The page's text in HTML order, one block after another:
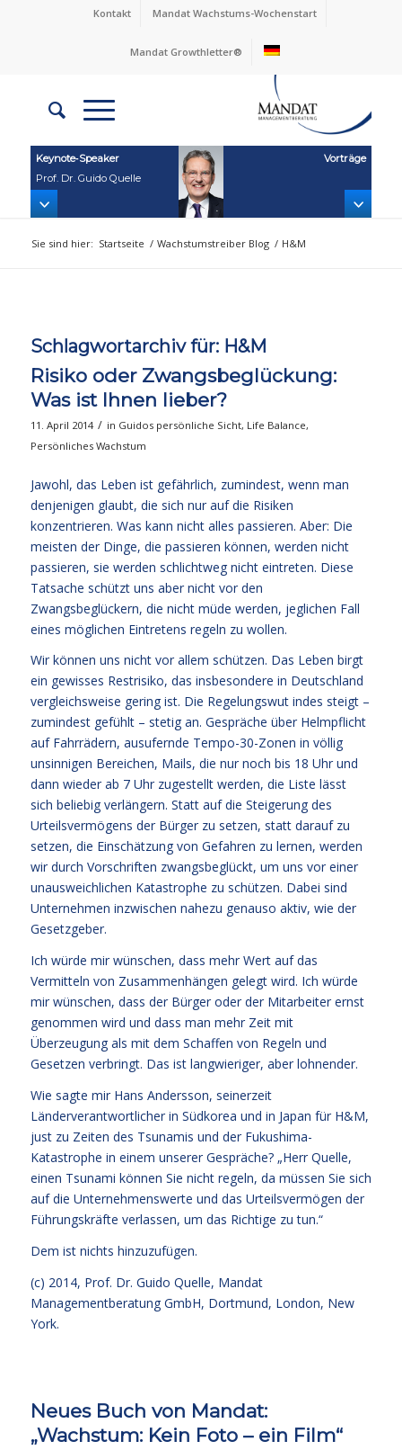
Kontakt Mandat Wachstums-Wochenstart
Mandat Growthletter®
Keynote‑Speaker
Prof. Dr. Guido Quelle
Vorträge
Sie sind hier: Startseite / Wachstumstreiber Blog / H&M
Schlagwortarchiv für: H&M
Risiko oder Zwangsbeglückung:
Was ist Ihnen lieber?
11. April 2014 / in Guidos persönliche Sicht, Life Balance,
Persönliches Wachstum
Jawohl, das Leben ist gefährlich, zumindest, wenn man
denjenigen glaubt, die sich nur auf die Risiken
konzentrieren. Was kann nicht alles passieren. Aber: Die
meisten der Dinge, die passieren können, werden nicht
passieren, sie werden schlichtweg nicht eintreten. Diese
Tatsache schützt uns aber nicht vor den
Zwangsbeglückern, die nicht müde werden, jeglichen Fall
eines möglichen Eintretens regeln zu wollen.
Wir können uns nicht vor allem schützen. Das Leben birgt
ein gewisses Restrisiko, das insbesondere in Deutschland
vergleichsweise gering ist. Die Regelungswut indes steigt –
zumindest gefühlt – stetig an. Gespräche über Helmpflicht
auf Fahrrädern, ausufernde Tempo-30-Zonen in völlig
unsinnigen Bereichen, Mails, die nur noch bis 18 Uhr und
dann wieder ab 7 Uhr zugestellt werden, die Liste lässt
sich beliebig verlängern. Statt auf die Steigerung des
Urteilsvermögens der Bürger zu setzen, statt darauf zu
setzen, die Einschätzung von Gefahren zu lernen, werden
wir durch Vorschriften zwangsbeglückt, um uns vor einer
unausweichlichen Katastrophe zu schützen. Dabei sind
Unternehmen inzwischen nahezu genauso aktiv, wie der
Gesetzgeber.
Ich würde mir wünschen, dass mehr Wert auf das
Vermitteln von Zusammenhängen gelegt wird. Ich würde
mir wünschen, dass der Bürger oder der Mitarbeiter ernst
genommen wird und dass man mehr Zeit mit
Überzeugung als mit dem Schaffen von Regeln und
Gesetzen verbringt. Das ist langwieriger, aber lohnender.
Wie sagte mir Hans Andersson, seinerzeit
Länderverantwortlicher in Südkorea und in Japan für H&M,
just zu Zeiten des Tsunamis und der Fukushima-
Katastrophe in einem unserer Gespräche? „Herr Quelle,
einen Tsunami können Sie nicht regeln, da müssen Sie sich
auf die Unternehmenswerte und das Urteilsvermögen der
Führungskräfte verlassen, um das Richtige zu tun.“
Dem ist nichts hinzuzufügen.
(c) 2014, Prof. Dr. Guido Quelle, Mandat
Managementberatung GmbH, Dortmund, London, New
York.
Neues Buch von Mandat:
„Wachstum: Kein Foto – ein Film“